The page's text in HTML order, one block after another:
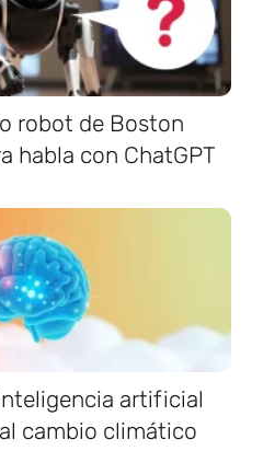
robot de Boston
habla con ChatGPT
artificial
cambio climático